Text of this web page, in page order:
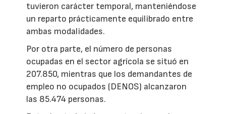
tuvieron carácter temporal, manteniéndose
un reparto prácticamente equilibrado entre
ambas modalidades.
Por otra parte, el número de personas
ocupadas en el sector agrícola se situó en
207.850, mientras que los demandantes de
empleo no ocupados (DENOS) alcanzaron
las 85.474 personas.